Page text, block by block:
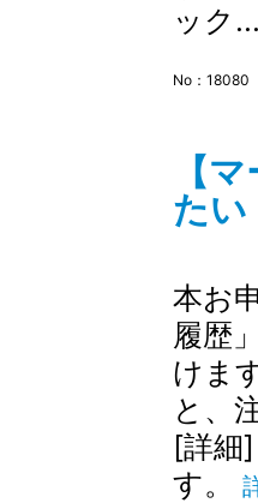
ック
No：18080
【
た
本お
履歴
けま
と、
[詳細
す。